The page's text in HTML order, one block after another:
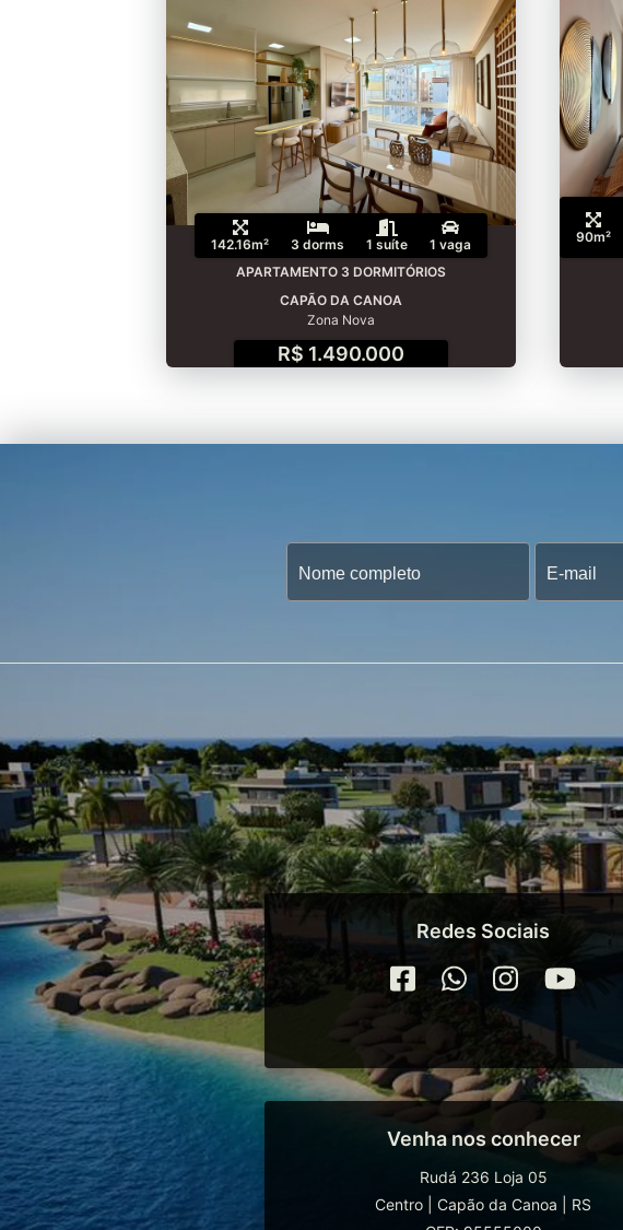
142.16m² 3 dorms 1 suíte
1 vaga
APARTAMENTO 3 DORMITÓRIOS
CAPÃO DA CANOA
Zona Nova
R$ 1.490.000
90m²
Redes Sociais
Venha nos conhecer
Rudá 236 Loja 05
Centro
Capão da Canoa
RS